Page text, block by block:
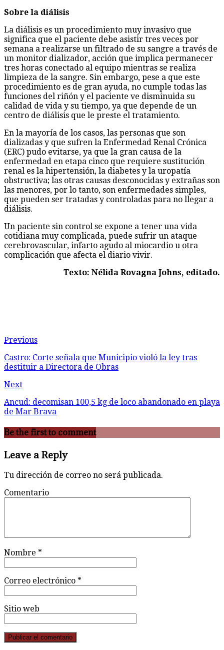
Sobre la diálisis
La diálisis es un procedimiento muy invasivo que
significa que el paciente debe asistir tres veces por
semana a realizarse un filtrado de su sangre a través de
un monitor dializador, acción que implica permanecer
tres horas conectado al equipo mientras se realiza
limpieza de la sangre. Sin embargo, pese a que este
procedimiento es de gran ayuda, no cumple todas las
funciones del riñón y el paciente ve disminuida su
calidad de vida y su tiempo, ya que depende de un
centro de diálisis que le preste el tratamiento.
En la mayoría de los casos, las personas que son
dializadas y que sufren la Enfermedad Renal Crónica
(ERC) pudo evitarse, ya que la gran causa de la
enfermedad en etapa cinco que requiere sustitución
renal es la hipertensión, la diabetes y la uropatía
obstructiva; las otras causas desconocidas y extrañas son
las menores, por lo tanto, son enfermedades simples,
que pueden ser tratadas y controladas para no llegar a
diálisis.
Un paciente sin control se expone a tener una vida
cotidiana muy complicada, puede sufrir un ataque
cerebrovascular, infarto agudo al miocardio u otra
complicación que afecta el diario vivir.
Texto: Nélida Rovagna Johns, editado.
Previous
Castro: Corte señala que Municipio violó la ley tras
destituir a Directora de Obras
Next
Ancud: decomisan 100,5 kg de loco abandonado en playa
de Mar Brava
Be the first to comment
Leave a Reply
Tu dirección de correo no será publicada.
Comentario
Nombre *
Correo electrónico *
Sitio web